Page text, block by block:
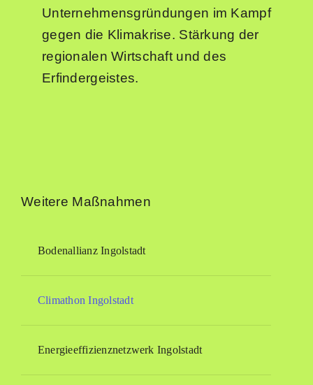
Unternehmensgründungen im Kampf
gegen die Klimakrise. Stärkung der
regionalen Wirtschaft und des
Erfindergeistes.
Weitere Maßnahmen
Bodenallianz Ingolstadt
Climathon Ingolstadt
Energieeffizienznetzwerk Ingolstadt